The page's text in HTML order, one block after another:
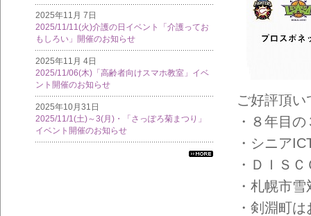
2025年11月 7日
2025/11/11(火)介護の日イベント「介護ってお
もしろい」開催のお知らせ
2025年11月 4日
2025/11/06(木)「高齢者向けスマホ教室」イベ
ント開催のお知らせ
2025年10月31日
2025/11/1(土)～3(月)・「さっぽろ菊まつり」
イベント開催のお知らせ
ご好評頂
・８年目
・シニア
・ＤＩＳ
・札幌市
・剣淵町